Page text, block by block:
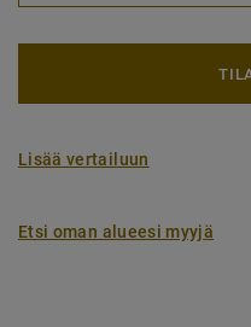
Lisää vertailuun
Etsi oman alueesi myyjä